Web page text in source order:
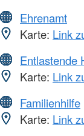
Ehrenamt
Karte: Link
Entlastende
Karte: Link
Familienhilfe
Karte: Link